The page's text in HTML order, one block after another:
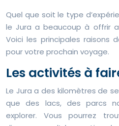
Quel que soit le type
le Jura a beaucoup à offrir
Voici les principales raisons
pour votre prochain voyage.
Les activités à
Le Jura a des kilomètres de
que des lacs, des parcs
explorer. Vous pourrez